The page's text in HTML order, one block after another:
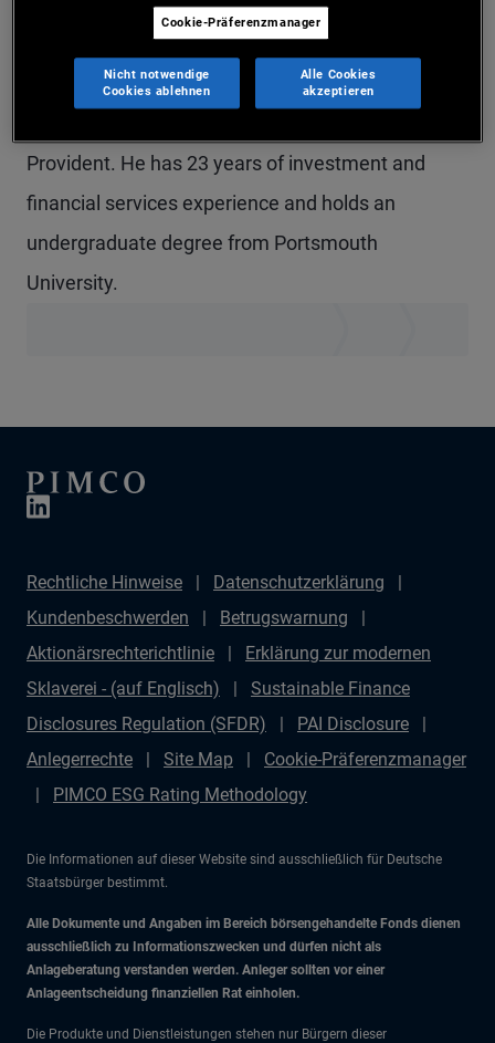
served as head of global platform and partnership
sales for M&G Investments for 13 years.
Provident. He has 23 years of investment and
financial services experience and holds an
undergraduate degree from Portsmouth
University.
Rechtliche Hinweise
Datenschutzerklärung
Kundenbeschwerden
Betrugswarnung
Aktionärsrechterichtlinie
Erklärung zur modernen
Sklaverei - (auf Englisch)
Sustainable Finance
Disclosures Regulation (SFDR)
PAI Disclosure
Anlegerrechte
Site Map
Cookie-Präferenzmanager
PIMCO ESG Rating Methodology
Die Informationen auf dieser Website sind ausschließlich für Deutsche
Staatsbürger bestimmt.
Alle Dokumente und Angaben im Bereich börsengehandelte Fonds dienen
ausschließlich zu Informationszwecken und dürfen nicht als
Anlageberatung verstanden werden. Anleger sollten vor einer
Anlageentscheidung finanziellen Rat einholen.
Die Produkte und Dienstleistungen stehen nur Bürgern dieser
Cookie-Präferenzmanager
Nicht notwendige
Cookies ablehnen
Alle Cookies
akzeptieren